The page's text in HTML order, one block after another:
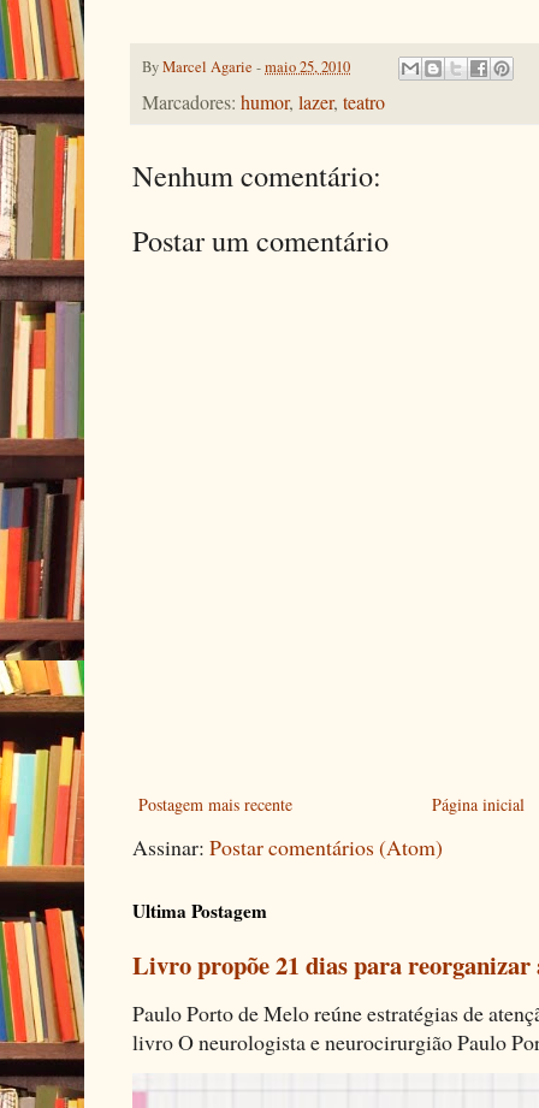
ByMarcel Agarie -maio 25, 2010
Marcadores: humor, lazer, teatro
Nenhum comentário:
Postar um comentário
Postagem mais recente Página inicial
Assinar: Postar comentários (Atom)
Ultima Postagem
Livro propõe 21 dias para
Paulo Porto de Melo reúne estratégias de
livro O neurologista e neurocirurgião Paulo